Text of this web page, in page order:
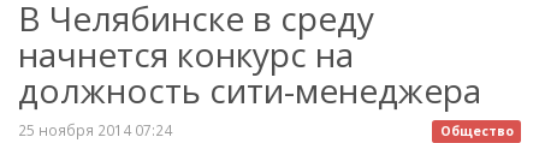
В Челябинске в среду
начнется конкурс на
должность сити-менеджера
Общество
25 ноября 2014 07:24